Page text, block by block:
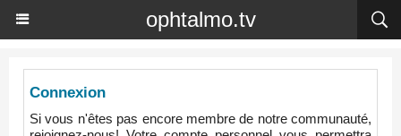
ophtalmo.tv
Connexion
Si vous n'êtes pas encore membre de notre communauté,